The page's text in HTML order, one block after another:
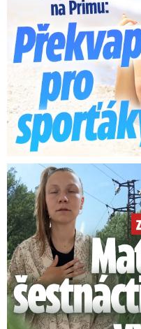
Smrtelný pád chlapce: